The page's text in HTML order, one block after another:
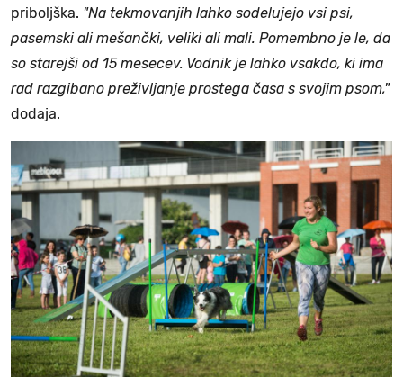
priboljška. "Na tekmovanjih lahko sodelujejo vsi psi,
pasemski ali mešančki, veliki ali mali. Pomembno je le, da
so starejši od 15 mesecev. Vodnik je lahko vsakdo, ki ima
rad razgibano preživljanje prostega časa s svojim psom,"
dodaja.